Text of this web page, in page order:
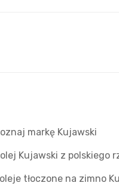
markę Kujawski
Kujawski z polskiego
tłoczone na zimno